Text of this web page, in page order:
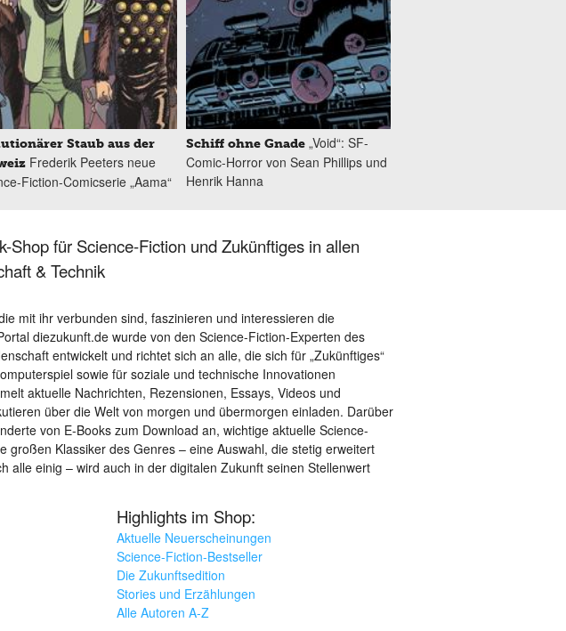
Staub aus der
Frederik Peeters neue
Fiction-Comicserie „Aama“
Schiff ohne Gnade „Void“: SF-
Comic-Horror von Sean Phillips und
Henrik Hanna
Shop für Science-Fiction und Zukünftiges in allen
& Technik
mit ihr verbunden sind, faszinieren und interessieren die
diezukunft.de wurde von den Science-Fiction-Experten des
entwickelt und richtet sich an alle, die sich für „Zukünftiges“
sowie für soziale und technische Innovationen
aktuelle Nachrichten, Rezensionen, Essays, Videos und
über die Welt von morgen und übermorgen einladen. Darüber
von E-Books zum Download an, wichtige aktuelle Science-
großen Klassiker des Genres – eine Auswahl, die stetig erweitert
alle einig – wird auch in der digitalen Zukunft seinen Stellenwert
Highlights im Shop:
Aktuelle Neuerscheinungen
Science-Fiction-Bestseller
Die Zukunftsedition
Stories und Erzählungen
Alle Autoren A-Z